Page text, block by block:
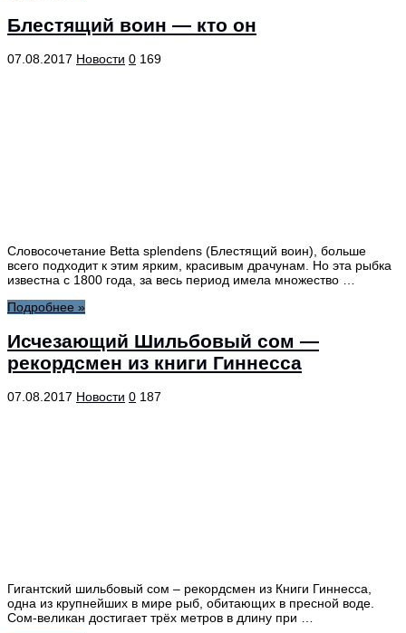
Блестящий воин — кто он
07.08.2017 Новости 0 169
Словосочетание Betta splendens (Блестящий воин), больше
всего подходит к этим ярким, красивым драчунам. Но эта рыбка
известна с 1800 года, за весь период имела множество …
Подробнее »
Исчезающий Шильбовый сом —
рекордсмен из книги Гиннесса
07.08.2017 Новости 0 187
Гигантский шильбовый сом – рекордсмен из Книги Гиннесса,
одна из крупнейших в мире рыб, обитающих в пресной воде.
Сом-великан достигает трёх метров в длину при …